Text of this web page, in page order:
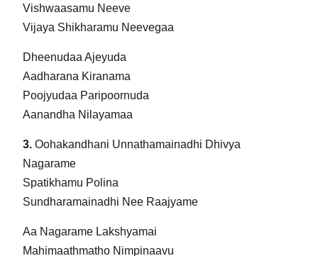
Vishwaasamu Neeve
Vijaya Shikharamu Neevegaa
Dheenudaa Ajeyuda
Aadharana Kiranama
Poojyudaa Paripoornuda
Aanandha Nilayamaa
3.Oohakandhani Unnathamainadhi Dhivya
Nagarame
Spatikhamu Polina
Sundharamainadhi Nee Raajyame
Aa Nagarame Lakshyamai
Mahimaathmatho Nimpinaavu